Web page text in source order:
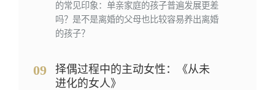
的常见印象：单亲家庭的孩子普遍发展更差
吗？是不是离婚的父母也比较容易养出离婚
的孩子？
09
择偶过程中的主动女性：《从未
进化的女人》